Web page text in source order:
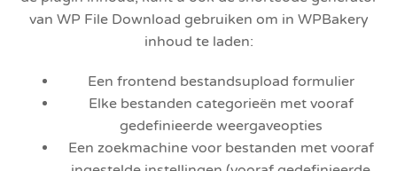
van WP File Download gebruiken om in WPBakery
inhoud te laden:
Een frontend bestandsupload formulier
Elke bestanden categorieën met vooraf
gedefinieerde weergaveopties
Een zoekmachine voor bestanden met vooraf